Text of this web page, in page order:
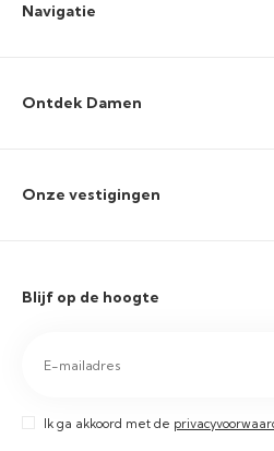
Navigatie
Ontdek Damen
Onze vestigingen
Blijf op de hoogte
Ik ga akkoord met de